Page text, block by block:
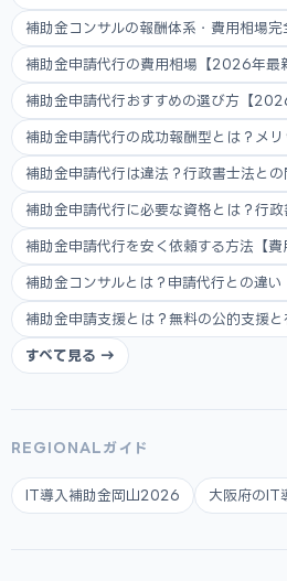
補助金コンサルの報酬体系・費用相場完
補助金申請代行の費用相場【2026年最
補助金申請代行おすすめの選び方【
補助金申請代行の成功報酬型とは？メリ
補助金申請代行は違法？行政書士法との
補助金申請代行に必要な資格とは？行政
補助金申請代行を安く依頼する方法【費
補助金コンサルとは？申請代行との違い
補助金申請支援とは？無料の公的支援と
すべて見る →
REGIONALガイド
IT導入補助金岡山2026 大阪府のIT